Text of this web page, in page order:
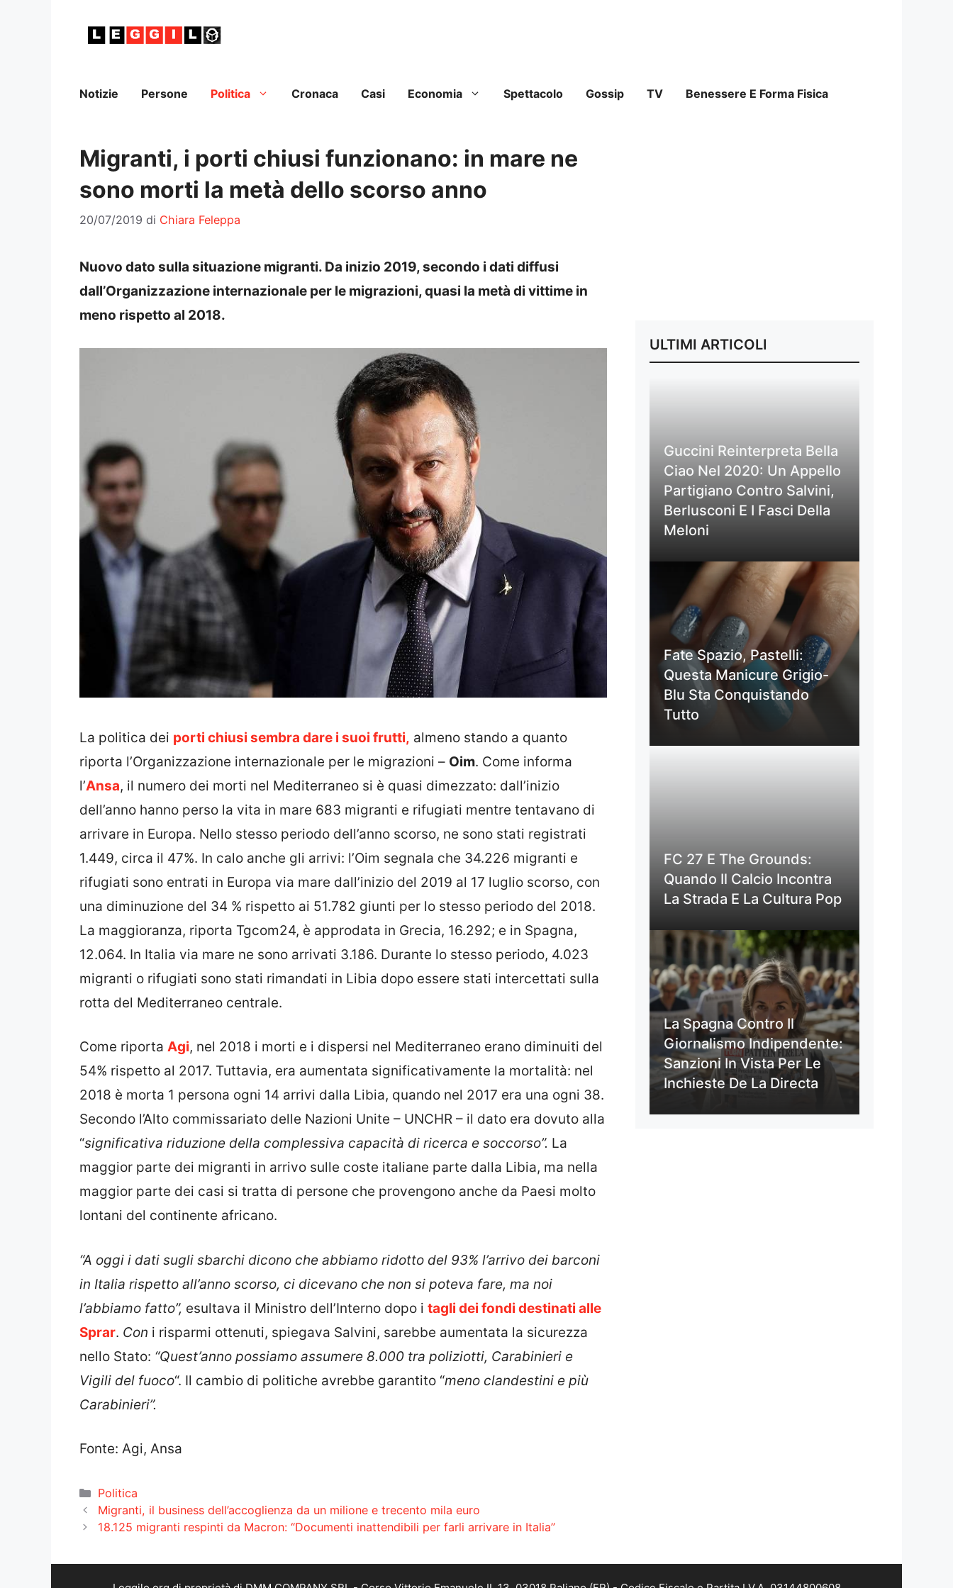
Notizie Persone Politica Cronaca Casi Economia Spettacolo Gossip TV Benessere E Forma Fisica
Migranti, i porti chiusi funzionano: in mare ne
sono morti la metà dello scorso anno
20/07/2019 di Chiara Feleppa
Nuovo dato sulla situazione migranti. Da inizio 2019, secondo i dati diffusi
dall’Organizzazione internazionale per le migrazioni, quasi la metà di vittime in
meno rispetto al 2018.
La politica dei porti chiusi sembra dare i suoi frutti, almeno stando a quanto
riporta l’Organizzazione internazionale per le migrazioni – Oim. Come informa
l’Ansa, il numero dei morti nel Mediterraneo si è quasi dimezzato: dall’inizio
dell’anno hanno perso la vita in mare 683 migranti e rifugiati mentre tentavano di
arrivare in Europa. Nello stesso periodo dell’anno scorso, ne sono stati registrati
1.449, circa il 47%. In calo anche gli arrivi: l’Oim segnala che 34.226 migranti e
rifugiati sono entrati in Europa via mare dall’inizio del 2019 al 17 luglio scorso, con
una diminuzione del 34 % rispetto ai 51.782 giunti per lo stesso periodo del 2018.
La maggioranza, riporta Tgcom24, è approdata in Grecia, 16.292; e in Spagna,
12.064. In Italia via mare ne sono arrivati 3.186. Durante lo stesso periodo, 4.023
migranti o rifugiati sono stati rimandati in Libia dopo essere stati intercettati sulla
rotta del Mediterraneo centrale.
Come riporta Agi, nel 2018 i morti e i dispersi nel Mediterraneo erano diminuiti del
54% rispetto al 2017. Tuttavia, era aumentata significativamente la mortalità: nel
2018 è morta 1 persona ogni 14 arrivi dalla Libia, quando nel 2017 era una ogni 38.
Secondo l’Alto commissariato delle Nazioni Unite – UNCHR – il dato era dovuto alla
“significativa riduzione della complessiva capacità di ricerca e soccorso”. La
maggior parte dei migranti in arrivo sulle coste italiane parte dalla Libia, ma nella
maggior parte dei casi si tratta di persone che provengono anche da Paesi molto
lontani del continente africano.
“A oggi i dati sugli sbarchi dicono che abbiamo ridotto del 93% l’arrivo dei barconi
in Italia rispetto all’anno scorso, ci dicevano che non si poteva fare, ma noi
l’abbiamo fatto”, esultava il Ministro dell’Interno dopo i tagli dei fondi destinati alle
Sprar. Con i risparmi ottenuti, spiegava Salvini, sarebbe aumentata la sicurezza
nello Stato: “Quest’anno possiamo assumere 8.000 tra poliziotti, Carabinieri e
Vigili del fuoco“. Il cambio di politiche avrebbe garantito “meno clandestini e più
Carabinieri”.
Fonte: Agi, Ansa
Categorie
Politica
Migranti, il business dell’accoglienza da un milione e trecento mila euro
18.125 migranti respinti da Macron: “Documenti inattendibili per farli arrivare in Italia”
ULTIMI ARTICOLI
Guccini Reinterpreta Bella
Ciao Nel 2020: Un Appello
Partigiano Contro Salvini,
Berlusconi E I Fasci Della
Meloni
Fate Spazio, Pastelli:
Questa Manicure Grigio-
Blu Sta Conquistando
Tutto
FC 27 E The Grounds:
Quando Il Calcio Incontra
La Strada E La Cultura Pop
La Spagna Contro Il
Giornalismo Indipendente:
Sanzioni In Vista Per Le
Inchieste De La Directa